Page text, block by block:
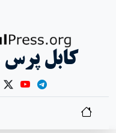
کابل پرس